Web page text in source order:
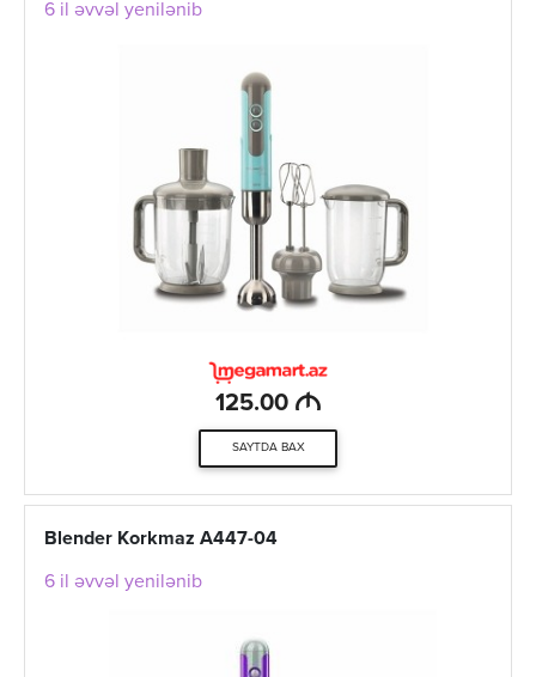
6 il əvvəl yenilənib
125.00 M
SAYTDA BAX
Blender Korkmaz A447-04
6 il əvvəl yenilənib